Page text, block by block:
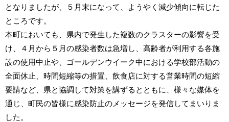
となりましたが、５月末になって、ようやく減少傾向に転じた
ところです。
本町においても、県内で発生した複数のクラスターの影響を受
け、４月から５月の感染者数は急増し、高齢者が利用する各施
設の使用中止や、ゴールデンウイーク中における学校部活動の
全面休止、時間短縮等の措置、飲食店に対する営業時間の短縮
要請など、県と協調して対策を講ずるとともに、様々な媒体を
通じ、町民の皆様に感染防止のメッセージを発信してまいりま
した。